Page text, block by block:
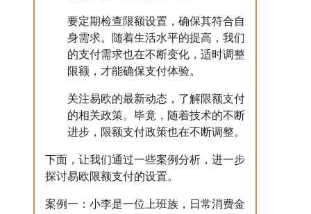
要定期检查限额设置，确保其符合自
身需求。随着生活水平的提高，我们
的支付需求也在不断变化，适时调整
限额，才能确保支付体验。
关注易欧的最新动态，了解限额支付
的相关政策。毕竟，随着技术的不断
进步，限额支付政策也在不断调整。
下面，让我们通过一些案例分析，进一步
探讨易欧限额支付的设置。
案例一：小李是一位上班族，日常消费金